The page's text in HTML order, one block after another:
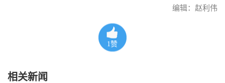
编辑：赵利伟
1 赞
相关新闻